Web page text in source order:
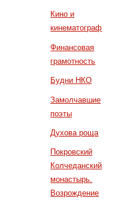
Кино и
кинематограф
Финансовая
грамотность
Будни НКО
Замолчавшие
поэты
Духова роща
Покровский
Колчеданский
монастырь.
Возрождение